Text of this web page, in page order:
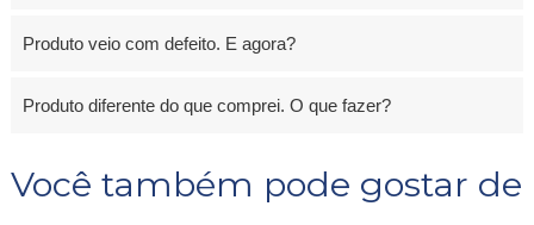
Produto veio com defeito. E agora?
Produto diferente do que comprei. O que fazer?
Você também pode gostar de